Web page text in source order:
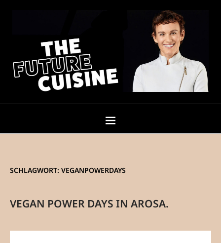
SCHLAGWORT: VEGANPOWERDAYS
VEGAN POWER DAYS IN AROSA.